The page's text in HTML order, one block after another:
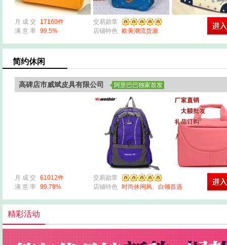
月 成 交 17160件
交易勋章
满 意 率 99.5% 店铺特色 欧美潮流货源
简约休闲
高碑店市威斌皮具有限公司 阿里巴巴独家首发
月 成 交 61012件
交易勋章
满 意 率 99.78% 店铺特色 时尚休闲风、白领首选
精彩活动